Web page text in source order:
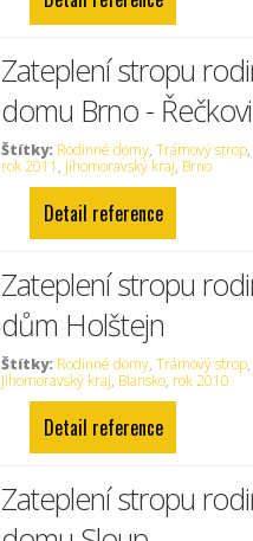
Zateplení stropu
domu Brno -
Štítky: Rodinné domy,Trámový strop,
rok 2011 , Jihomoravský kraj, Brno
Detail reference
Zateplení stropu
dům Holštejn
Štítky: Rodinné domy,Trámový strop,
Jihomoravský kraj, Blansko, rok 2010
Detail reference
Zateplení stropu